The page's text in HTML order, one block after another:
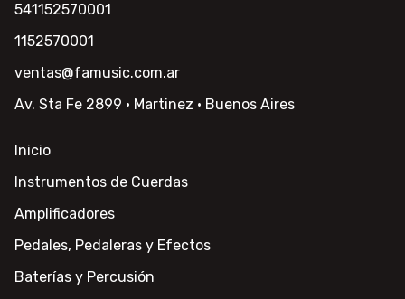
541152570001
1152570001
ventas@famusic.com.ar
Av. Sta Fe 2899 · Martinez · Buenos Aires
Inicio
Instrumentos de Cuerdas
Amplificadores
Pedales, Pedaleras y Efectos
Baterías y Percusión